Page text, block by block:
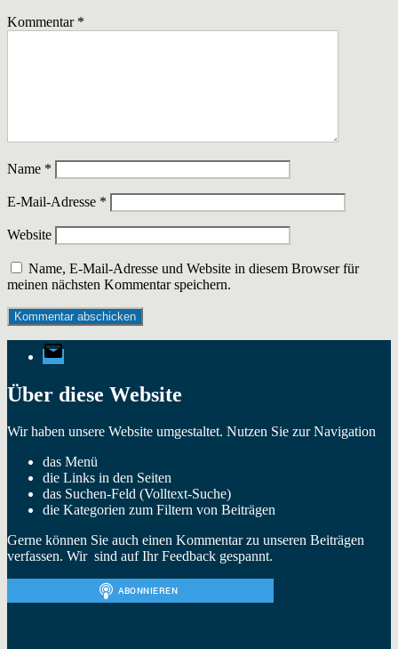
Kommentar *
Name *
E-Mail-Adresse *
Website
Name, E-Mail-Adresse und Website in diesem Browser für
meinen nächsten Kommentar speichern.
E-
Mail
Über diese Website
Wir haben unsere Website umgestaltet. Nutzen Sie zur Navigation
das Menü
die Links in den Seiten
das Suchen-Feld (Volltext-Suche)
die Kategorien zum Filtern von Beiträgen
Gerne können Sie auch einen Kommentar zu unseren Beiträgen
verfassen. Wir sind auf Ihr Feedback gespannt.